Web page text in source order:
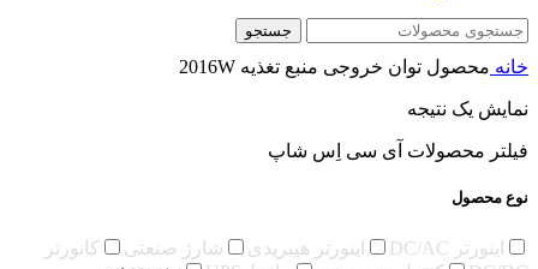
جستجو
خانه محصول توان خروجی منبع تغذیه 2016W
نمایش یک نتیجه
فیلتر محصولات آی سی اِس شاپ
نوع محصول
اینورتر DC/AC اینورتر هیبریدی شارژ صنعتی
کانورتر